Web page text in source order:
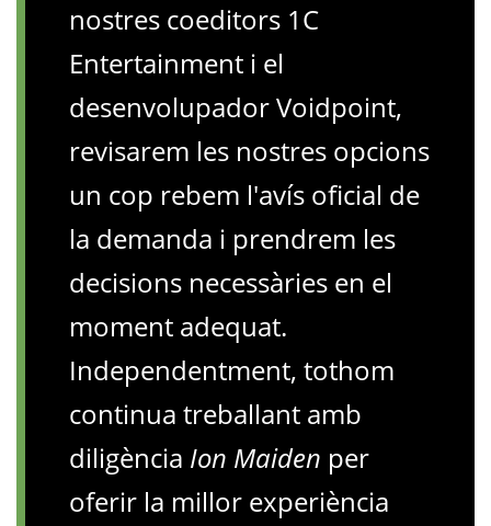
nostres coeditors 1C
Entertainment i el
desenvolupador Voidpoint,
revisarem les nostres opcions
un cop rebem l'avís oficial de
la demanda i prendrem les
decisions necessàries en el
moment adequat.
Independentment, tothom
continua treballant amb
diligència Ion Maiden per
oferir la millor experiència